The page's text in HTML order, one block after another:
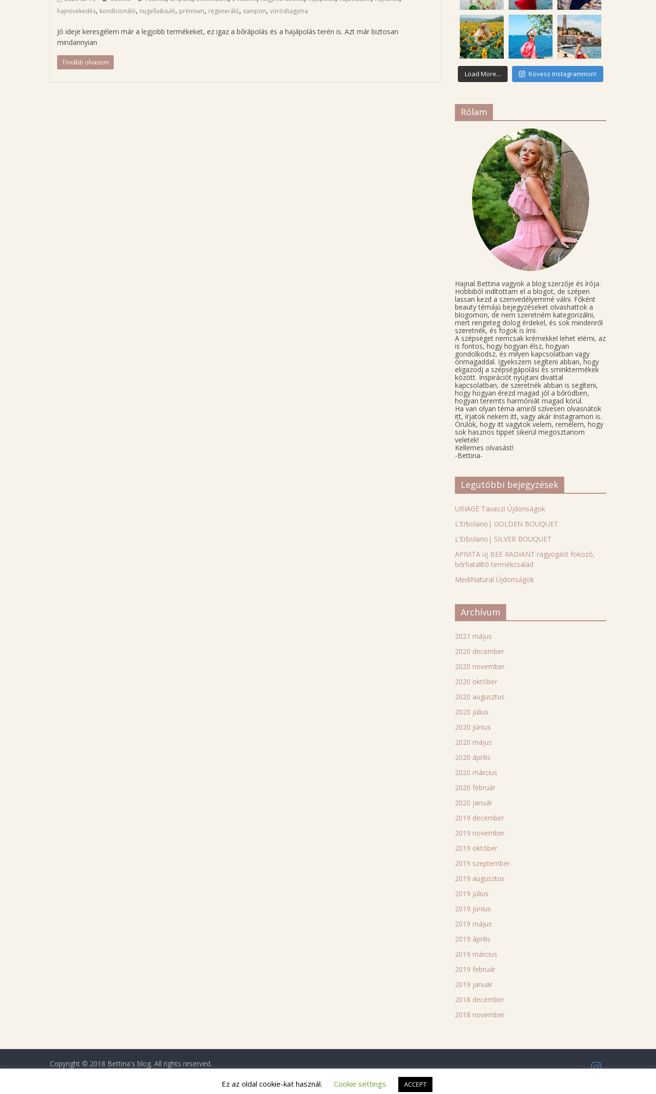
hajnövekedés, kondícionáló, nugella&sulé, prémium, regeneráló, sampon, vöröshagyma
Jó ideje keresgélem már a legjobb termékeket, ez igaz a bőrápolás és a hajápolás terén is. Azt már biztosan
mindannyian
Tovább olvasom
Load More... Kövess Instagrammon!
Rólam
Hajnal Bettina vagyok a blog szerzője és írója.
Hobbiból indítottam el a blogot, de szépen
lassan kezd a szenvedélyemmé válni. Főként
beauty témájú bejegyzéseket olvashattok a
blogomon, de nem szeretném kategorizálni,
mert rengeteg dolog érdekel, és sok mindenről
szeretnék, és fogok is írni.
A szépséget nemcsak krémekkel lehet elérni, az
is fontos, hogy hogyan élsz, hogyan
gondolkodsz, és milyen kapcsolatban vagy
önmagaddal. Igyekszem segíteni abban, hogy
eligazodj a szépségápolási és sminktermékek
között. Inspirációt nyújtani divattal
kapcsolatban, de szeretnék abban is segíteni,
hogy hogyan érezd magad jól a bőrödben,
hogyan teremts harmóniát magad körül.
Ha van olyan téma amiről szívesen olvasnátok
itt, írjatok nekem itt, vagy akár Instagramon is.
Örülök, hogy itt vagytok velem, remélem, hogy
sok hasznos tippet sikerül megosztanom
veletek!
Kellemes olvasást!
-Bettina-
Legutóbbi bejegyzések
URIAGE Tavaszi Újdonságok
L’Erbolario| GOLDEN BOUQUET
L’Erbolario| SILVER BOUQUET
APIVITA új BEE RADIANT ragyogást fokozó,
bőrfiatalító termékcsalád
MediNatural Újdonságok
Archívum
2021 május
2020 december
2020 november
2020 október
2020 augusztus
2020 július
2020 június
2020 május
2020 április
2020 március
2020 február
2020 január
2019 december
2019 november
2019 október
2019 szeptember
2019 augusztus
2019 július
2019 június
2019 május
2019 április
2019 március
2019 február
2019 január
2018 december
2018 november
Copyright © 2018 Bettina's blog. All rights reserved.
Ez az oldal cookie-kat használ. Cookie settings ACCEPT